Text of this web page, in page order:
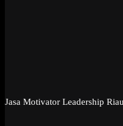
Jasa Motivator Leadership Riau